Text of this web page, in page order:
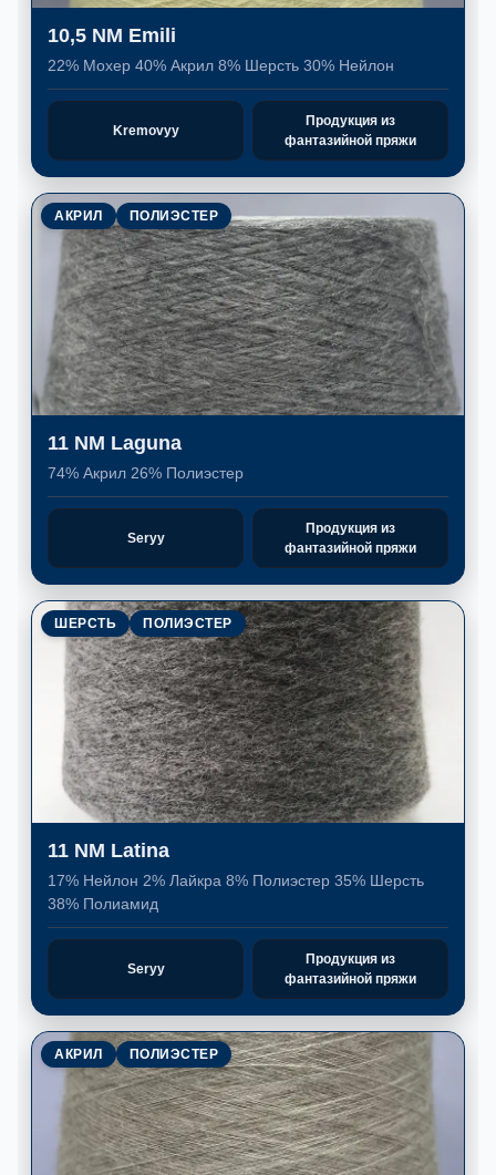
10,5 NM Emili
22% Мохер 40% Акрил 8% Шерсть 30% Нейлон
Kremovyy
Продукция из
фантазийной пряжи
АКРИЛ ПОЛИЭСТЕР
11 NM Laguna
74% Акрил 26% Полиэстер
Seryy
Продукция из
фантазийной пряжи
ШЕРСТЬ ПОЛИЭСТЕР
11 NM Latina
17% Нейлон 2% Лайкра 8% Полиэстер 35% Шерсть
38% Полиамид
Seryy
Продукция из
фантазийной пряжи
АКРИЛ ПОЛИЭСТЕР